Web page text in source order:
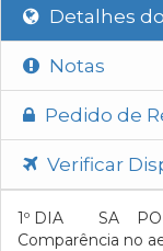
Detalhes
Notas
Pedido de
Verificar
1º DIA SA
Comparência no